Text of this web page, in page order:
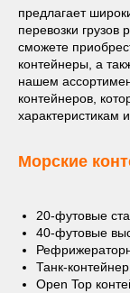
предлагает
перевозки
сможете
контейнеры, а
нашем
контейнеров,
характеристикам
Морские
20-футовые
40-футовые
Танк-
Open Top